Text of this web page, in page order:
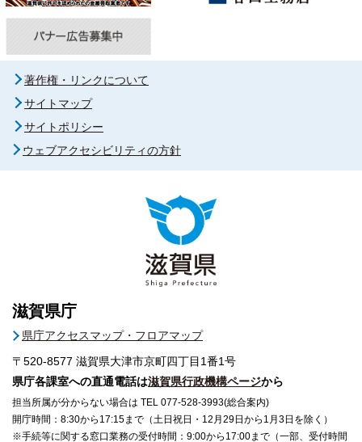
著作権・リンクについて
サイトマップ
サイトポリシー
ウェブアクセシビリティの方針
滋賀県庁
県庁アクセスマップ・フロアマップ
〒520-8577 滋賀県大津市京町四丁目1番1号
県庁各課室への直通電話は滋賀県行政機構ページから
担当所属が分からない場合は TEL 077-528-3993(総合案内)
開庁時間：8:30から17:15まで（土日祝日・12月29日から1月3日を除く）
※手続等に関する窓口業務の受付時間：9:00から17:00まで（一部、受付時間